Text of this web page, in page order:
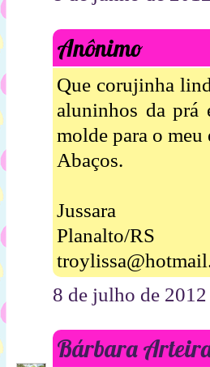
Anônimo
Que corujinha
aluninhos da prá
molde para o meu
Abaços.
Jussara
Planalto/RS
8 de julho de
Bárbara